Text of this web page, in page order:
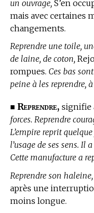
un ouvrage, S’en
mais avec certaines
changements.
Reprendre une toile,
de laine, de coton,
rompues. Ces bas
peine à les reprendre,
■ Reprendre, signifie
forces. Reprendre
L’empire reprit
l’usage de ses sens. Il
Cette manufacture a
Reprendre son haleine,
après une
moins longue.